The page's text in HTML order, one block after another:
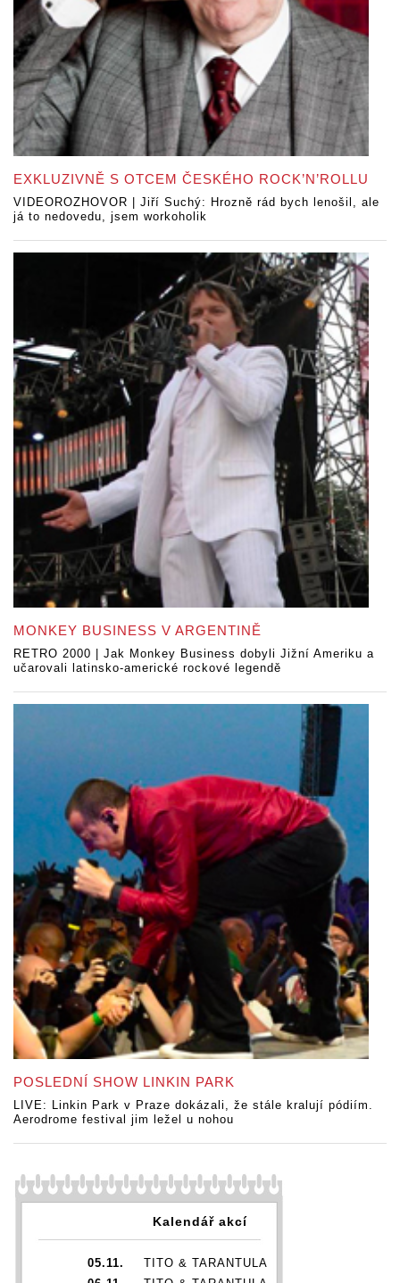
EXKLUZIVNĚ S OTCEM ČESKÉHO ROCK’N’ROLLU
VIDEOROZHOVOR | Jiří Suchý: Hrozně rád bych lenošil, ale
já to nedovedu, jsem workoholik
MONKEY BUSINESS V ARGENTINĚ
RETRO 2000 | Jak Monkey Business dobyli Jižní Ameriku a
učarovali latinsko-americké rockové legendě
POSLEDNÍ SHOW LINKIN PARK
LIVE: Linkin Park v Praze dokázali, že stále kralují pódiím.
Aerodrome festival jim ležel u nohou
Kalendář akcí
05.11.
TITO & TARANTULA